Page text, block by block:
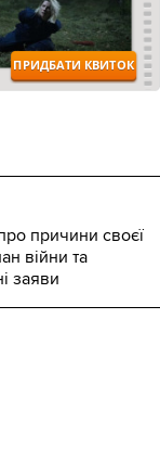
причини своєї
війни та
заяви